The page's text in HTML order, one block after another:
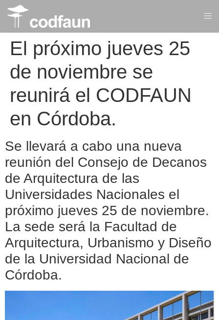
El próximo jueves 25
de noviembre se
reunirá el CODFAUN
en Córdoba.
Se llevará a cabo una nueva
reunión del Consejo de Decanos
de Arquitectura de las
Universidades Nacionales el
próximo jueves 25 de noviembre.
La sede será la Facultad de
Arquitectura, Urbanismo y Diseño
de la Universidad Nacional de
Córdoba.